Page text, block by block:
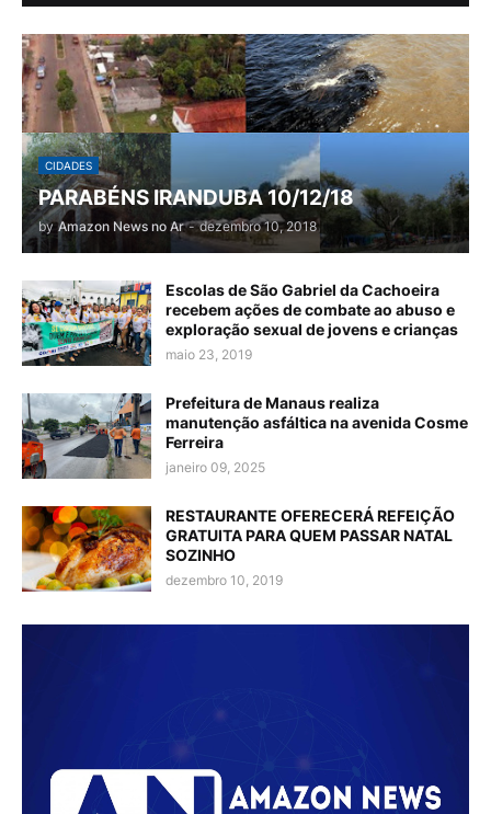
CIDADES
PARABÉNS IRANDUBA 10/12/18
by Amazon News no Ar - dezembro 10, 2018
Escolas de São Gabriel da Cachoeira
recebem ações de combate ao abuso e
exploração sexual de jovens e crianças
maio 23, 2019
Prefeitura de Manaus realiza
manutenção asfáltica na avenida Cosme
Ferreira
janeiro 09, 2025
RESTAURANTE OFERECERÁ REFEIÇÃO
GRATUITA PARA QUEM PASSAR NATAL
SOZINHO
dezembro 10, 2019